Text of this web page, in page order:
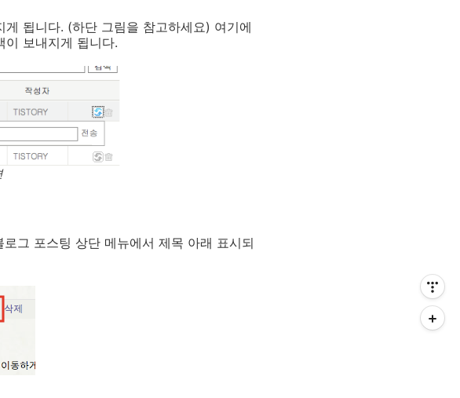
됩니다. (하단 그림을 참고하세요) 여기에
이 보내지게 됩니다.
그 포스팅 상단 메뉴에서 제목 아래 표시되